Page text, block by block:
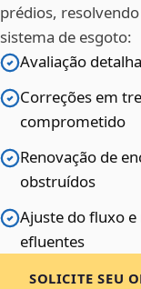
prédios,
sistema de esgoto:
Avaliação
Correções em
comprometido
Renovação de
obstruídos
Ajuste do fluxo
efluentes
SOLICITE SEU